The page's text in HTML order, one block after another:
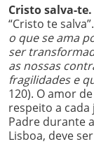
Cristo salva-te.
“Cristo te
o que se ama
ser
as nossas
fragilidades e
120). O amor
respeito a cada
Padre durante
Lisboa, deve